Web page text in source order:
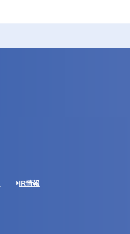
IR情報